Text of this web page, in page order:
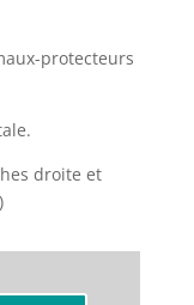
protecteurs
droite et